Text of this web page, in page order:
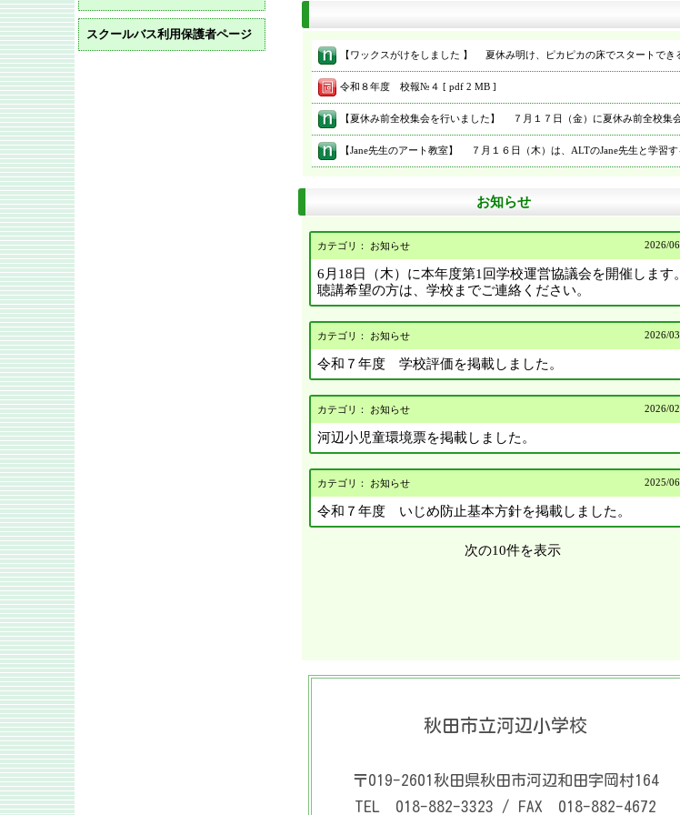
スクールバス利用保護者ページ
令和８年度 校報№４ [ pdf 2 MB ]
お知らせ
カテゴリ： お知らせ 2026/
6月18日（木）に本年度第1回学校運営協議会を開催します。
聴講希望の方は、学校までご連絡ください。
カテゴリ： お知らせ 2026/
令和７年度 学校評価を掲載しました。
カテゴリ： お知らせ 2026/
河辺小児童環境票を掲載しました。
カテゴリ： お知らせ 2025/
令和７年度 いじめ防止基本方針を掲載しました。
次の10件を表示
秋田市立河辺小学校
〒019-2601秋田県秋田市河辺和田字岡村164
TEL 018-882-3323 / FAX 018-882-4672